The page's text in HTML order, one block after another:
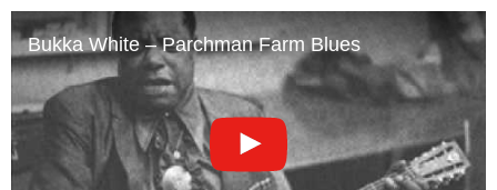
Bukka White – Parchman Farm Blues